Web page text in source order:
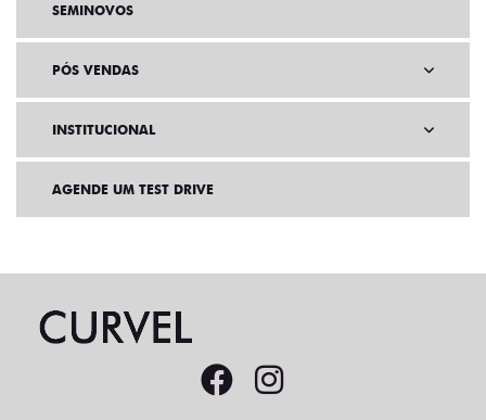
SEMINOVOS
PÓS VENDAS
INSTITUCIONAL
AGENDE UM TEST DRIVE